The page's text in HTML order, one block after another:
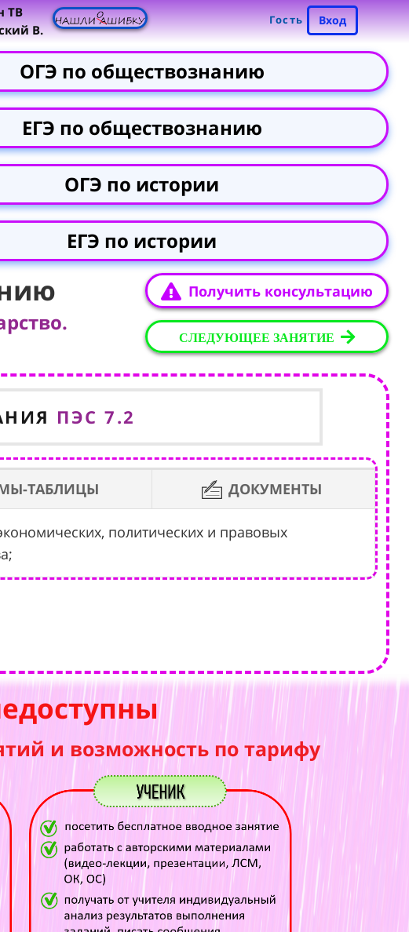
ТВ
В.
Гость Вход
ОГЭ по обществознанию
ЕГЭ по обществознанию
ОГЭ по истории
ЕГЭ по истории
Получить консультацию
СЛЕДУЮЩЕЕ ЗАНЯТИЕ
ПЭС 7.2
ТАБЛИЦЫ ДОКУМЕНТЫ
политических и правовых
и возможность по тарифу